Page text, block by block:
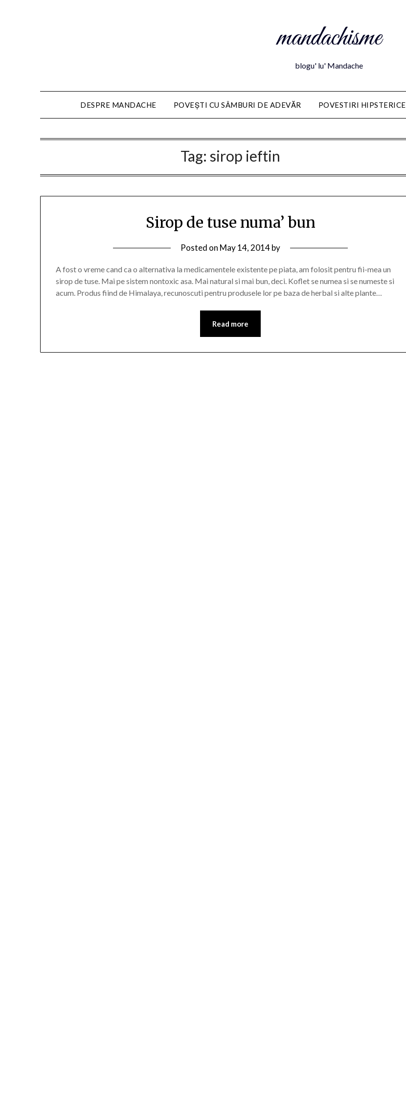
mandachisme
blogu' lu' Mandache
DESPRE MANDACHE POVEȘTI CU SÂMBURI DE ADEVĂR POVESTIRI HIPSTERICE
Tag:sirop ieftin
Sirop de tuse numa’ bun
Posted on May 14, 2014by
A fost o vreme cand ca o alternativa la medicamentele existente pe piata, am folosit pentru fii-mea un
sirop de tuse. Mai pe sistem nontoxic asa. Mai natural si mai bun, deci. Koflet se numea si se numeste si
acum. Produs fiind de Himalaya, recunoscuti pentru produsele lor pe baza de herbal si alte plante…
Read more